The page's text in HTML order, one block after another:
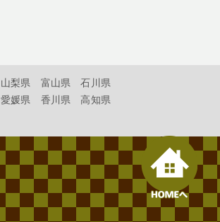
山梨県 富山県
石川県
愛媛県 香川県
高知県